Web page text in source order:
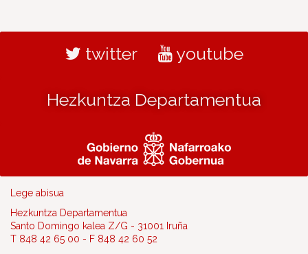
twitter youtube
Hezkuntza Departamentua
Lege abisua
Hezkuntza Departamentua
Santo Domingo kalea Z/G - 31001 Iruña
T 848 42 65 00 - F 848 42 60 52